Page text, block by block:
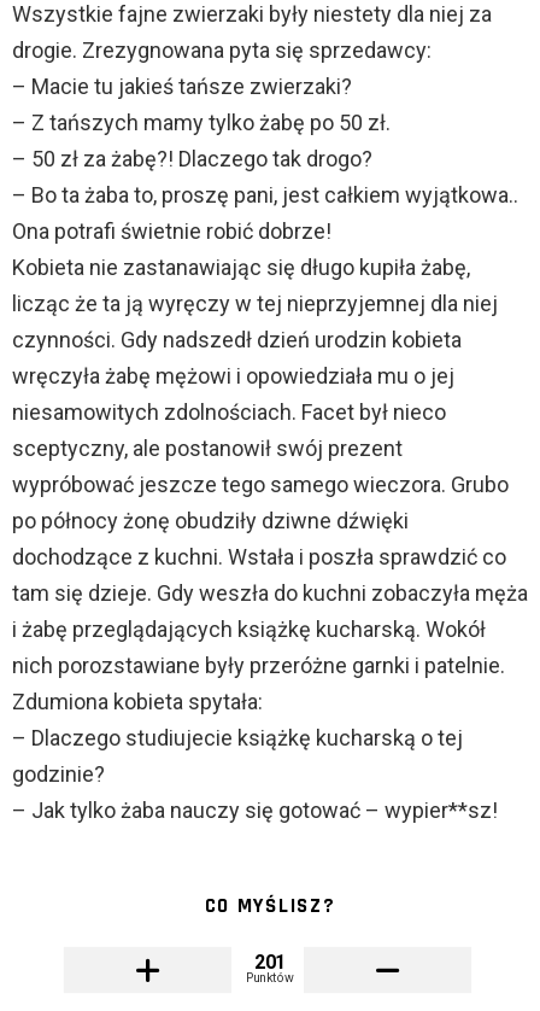
Wszystkie fajne zwierzaki były niestety dla niej za
drogie. Zrezygnowana pyta się sprzedawcy:
– Macie tu jakieś tańsze zwierzaki?
– Z tańszych mamy tylko żabę po 50 zł.
– 50 zł za żabę?! Dlaczego tak drogo?
– Bo ta żaba to, proszę pani, jest całkiem wyjątkowa..
Ona potrafi świetnie robić dobrze!
Kobieta nie zastanawiając się długo kupiła żabę,
licząc że ta ją wyręczy w tej nieprzyjemnej dla niej
czynności. Gdy nadszedł dzień urodzin kobieta
wręczyła żabę mężowi i opowiedziała mu o jej
niesamowitych zdolnościach. Facet był nieco
sceptyczny, ale postanowił swój prezent
wypróbować jeszcze tego samego wieczora. Grubo
po północy żonę obudziły dziwne dźwięki
dochodzące z kuchni. Wstała i poszła sprawdzić co
tam się dzieje. Gdy weszła do kuchni zobaczyła męża
i żabę przeglądających książkę kucharską. Wokół
nich porozstawiane były przeróżne garnki i patelnie.
Zdumiona kobieta spytała:
– Dlaczego studiujecie książkę kucharską o tej
godzinie?
– Jak tylko żaba nauczy się gotować – wypier**sz!
CO MYŚLISZ?
201
Punktów